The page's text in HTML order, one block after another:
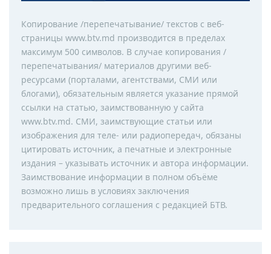
Копирование /перепечатывание/ текстов с веб-
страницы www.btv.md производится в пределах
максимум 500 символов. В случае копирования /
перепечатывания/ материалов другими веб-
ресурсами (порталами, агентствами, СМИ или
блогами), обязательным является указание прямой
ссылки на статью, заимствованную у сайта
www.btv.md. СМИ, заимствующие статьи или
изображения для теле- или радиопередач, обязаны
цитировать источник, а печатные и электронные
издания – указывать источник и автора информации.
Заимствование информации в полном объёме
возможно лишь в условиях заключения
предварительного соглашения с редакцией БТВ.